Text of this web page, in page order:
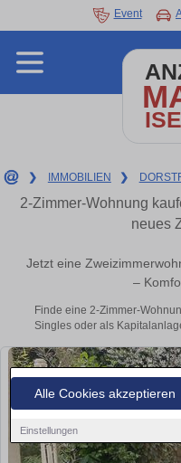
Alle Cookies akzeptieren
Einstellungen
Event
❯ IMMOBILIEN ❯
2-Zimmer-Wohnung
neues
Jetzt eine
–
Finde eine 2-Zimmer-
Singles oder als